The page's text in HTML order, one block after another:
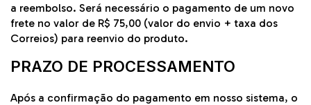
a reembolso. Será necessário o pagamento de um novo
frete no valor de R$ 75,00 (valor do envio + taxa dos
Correios) para reenvio do produto.
PRAZO DE PROCESSAMENTO
Após a confirmação do pagamento em nosso sistema, o